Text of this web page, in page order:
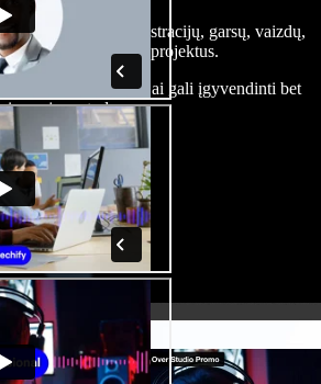
nemokamų iliustracijų, garsų, vaizdų,
pilnus, įspūdingus projektus.
naršyklėje – kūrėjai gali įgyvendinti bet
senųjų metodų.